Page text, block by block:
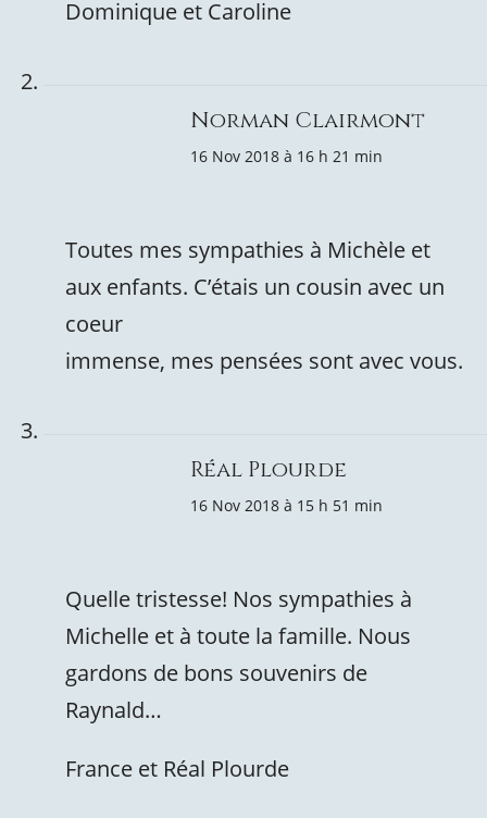
Dominique et Caroline
Norman Clairmont
16 Nov 2018 à 16 h 21 min
Toutes mes sympathies à Michèle et
aux enfants. C’étais un cousin avec un
coeur
immense, mes pensées sont avec vous.
Réal Plourde
16 Nov 2018 à 15 h 51 min
Quelle tristesse! Nos sympathies à
Michelle et à toute la famille. Nous
gardons de bons souvenirs de
Raynald…
France et Réal Plourde